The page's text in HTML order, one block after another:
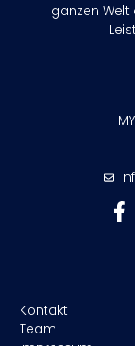
ganzen Welt
Kontakt
Team